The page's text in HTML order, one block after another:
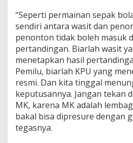
“Seperti permainan sepak
sendiri antara wasit dan
penonton tidak boleh masuk
pertandingan. Biarlah wasit
menetapkan hasil
Pemilu, biarlah KPU yang
resmi. Dan kita tinggal
keputusannya. Jangan tekan
MK, karena MK adalah
bakal bisa dipresure dengan
tegasnya.